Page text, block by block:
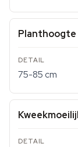
Planthoogte
75-85 cm